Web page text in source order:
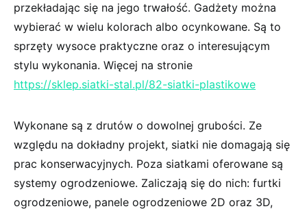
przekładając się na jego trwałość. Gadżety można
wybierać w wielu kolorach albo ocynkowane. Są to
sprzęty wysoce praktyczne oraz o interesującym
stylu wykonania. Więcej na stronie
https://sklep.siatki-stal.pl/82-siatki-plastikowe
Wykonane są z drutów o dowolnej grubości. Ze
względu na dokładny projekt, siatki nie domagają się
prac konserwacyjnych. Poza siatkami oferowane są
systemy ogrodzeniowe. Zaliczają się do nich: furtki
ogrodzeniowe, panele ogrodzeniowe 2D oraz 3D,